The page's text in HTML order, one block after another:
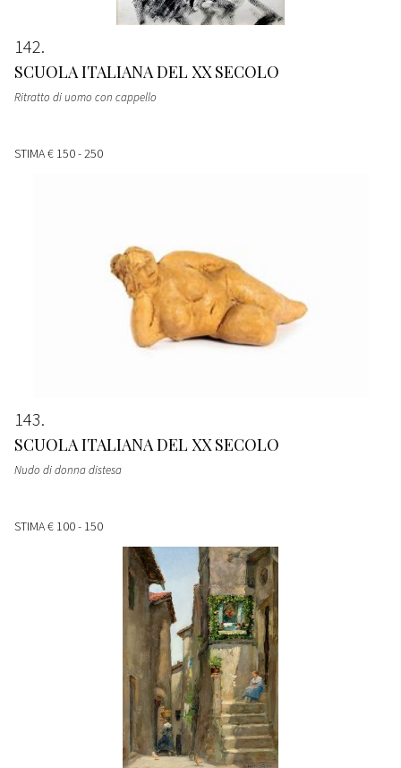
142
SCUOLA ITALIANA DEL XX SECOLO
Ritratto di uomo con cappello
STIMA€ 150 - 250
143
SCUOLA ITALIANA DEL XX SECOLO
Nudo di donna distesa
STIMA€ 100 - 150